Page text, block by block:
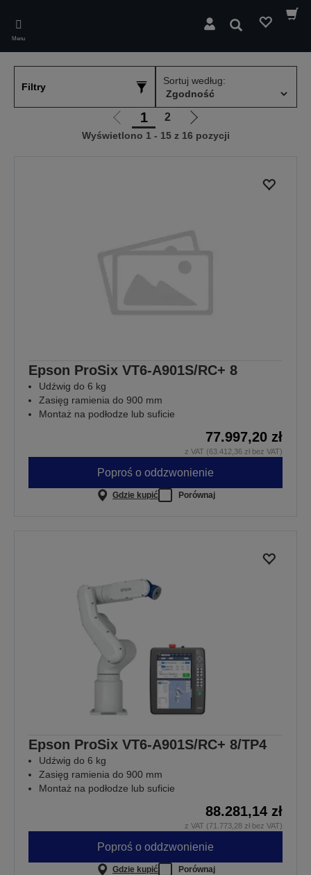
main
content
Menu
Wyszukaj
Filtry
Sortuj według:
Przejdź
do
1 2
Przejdź
do
Wyświetlono 1 - 15 z 16 pozycji
Epson ProSix VT6-A901S/RC+ 8
Udźwig do 6 kg
Zasięg ramienia do 900 mm
Montaż na podłodze lub suficie
77.997,20 zł
z VAT (63.412,36 zł bez VAT)
Poproś o oddzwonienie
Gdzie kupić Porównaj
Epson ProSix VT6-A901S/RC+ 8/TP4
Udźwig do 6 kg
Zasięg ramienia do 900 mm
Montaż na podłodze lub suficie
88.281,14 zł
z VAT (71.773,28 zł bez VAT)
Poproś o oddzwonienie
Gdzie kupić Porównaj